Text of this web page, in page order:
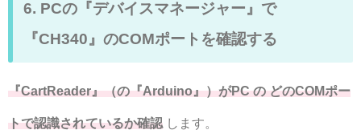
6. PCの『デバイスマネージャー』で
『CH340』のCOMポートを確認する
『CartReader』（の『Arduino』）がPC の どのCOMポー
トで認識されているか確認 します。